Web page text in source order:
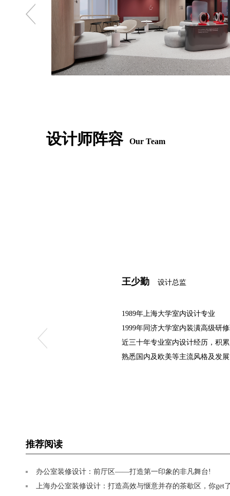
设计师阵容Our Team
王少勤 设计总监
1989年上海大学室内设计专业
1999年同济大学室内装潢高级研
近三十年专业室内设计经历，积
熟悉国内及欧美等主流风格及发
推荐阅读
办公室装修设计：前厅区——打造第一印象的非凡舞台!
上海办公室装修设计：打造高效与惬意并存的茶歇区，你get